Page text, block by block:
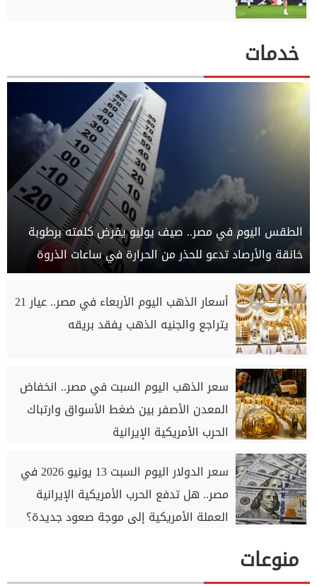
خدمات
الطقس اليوم في مصر.. صيف يوليو يفرض كلمته برطوبة
خانقة والأرصاد تدعو للحذر من الحرارة في ساعات الذروة
أسعار الذهب اليوم الأربعاء في مصر.. عيار 21
يتراجع والجنيه الذهب يفقد بريقه
سعر الذهب اليوم السبت في مصر.. انخفاض
المعدن الأصفر بين ضغط الأسواق وارتباك
الحرب الأمريكية الإيرانية
سعر الدولار اليوم السبت 13 يونيو 2026 في
مصر.. هل تدفع الحرب الأمريكية الإيرانية
العملة الأمريكية إلى موجة صعود جديدة؟
منوعات